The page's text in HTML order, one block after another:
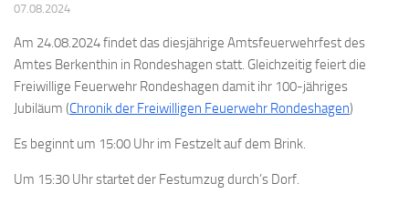
07.08.2024
Am 24.08.2024 findet das diesjährige Amtsfeuerwehrfest des
Amtes Berkenthin in Rondeshagen statt. Gleichzeitig feiert die
Freiwillige Feuerwehr Rondeshagen damit ihr 100-jähriges
Jubiläum (Chronik der Freiwilligen Feuerwehr Rondeshagen)
Es beginnt um 15:00 Uhr im Festzelt auf dem Brink.
Um 15:30 Uhr startet der Festumzug durch’s Dorf.